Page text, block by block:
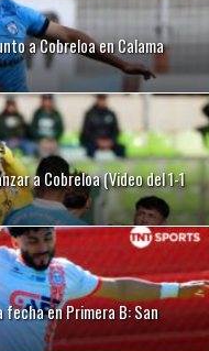
a Cobreloa en Calama
a Cobreloa (Video del 1-1
en Primera B: San